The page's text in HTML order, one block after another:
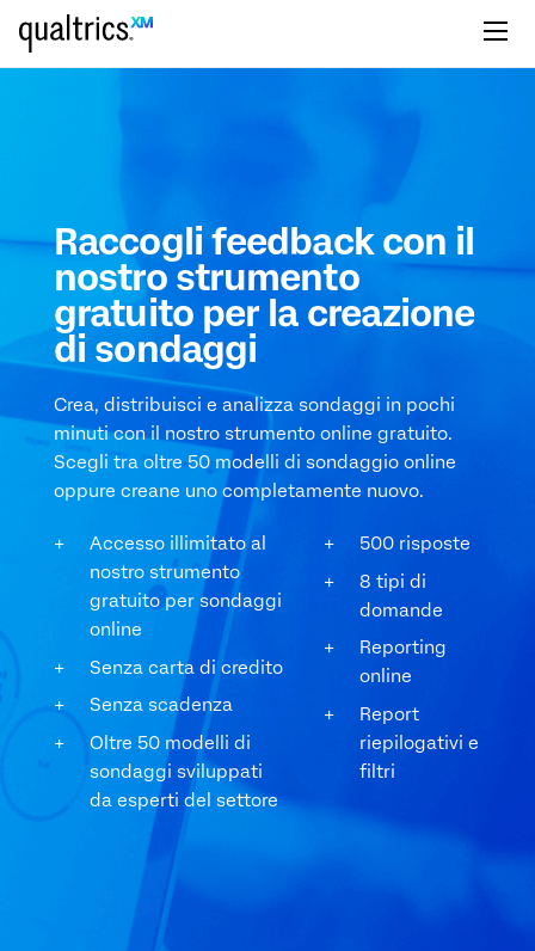
Passa al contenuto principale
Raccogli feedback con il
nostro strumento
gratuito per la creazione
di sondaggi
Crea, distribuisci e analizza sondaggi in pochi
minuti con il nostro strumento online gratuito.
Scegli tra oltre 50 modelli di sondaggio online
oppure creane uno completamente nuovo.
Accesso illimitato al
nostro strumento
gratuito per sondaggi
online
Senza carta di credito
Senza scadenza
Oltre 50 modelli di
sondaggi sviluppati
da esperti del settore
500 risposte
8 tipi di
domande
Reporting
online
Report
riepilogativi e
filtri